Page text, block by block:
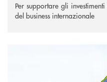
Per supportare gli
del business internazionale
Scopri di più Finanziamenti per